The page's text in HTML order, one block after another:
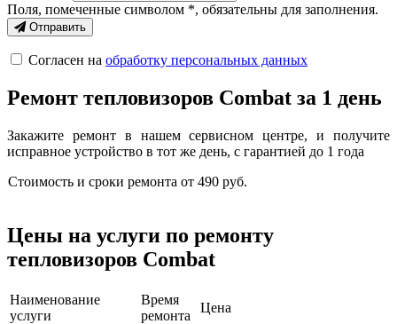
Поля, помеченные символом *, обязательны для заполнения.
Отправить
Согласен на обработку персональных данных
Ремонт тепловизоров Combat за 1 день
Закажите ремонт в нашем сервисном центре, и получите
исправное устройство в тот же день, с гарантией до 1 года
Стоимость и сроки ремонта от 490 руб.
Цены на услуги по ремонту
тепловизоров Combat
Наименование
услуги
Время
ремонта
Цена